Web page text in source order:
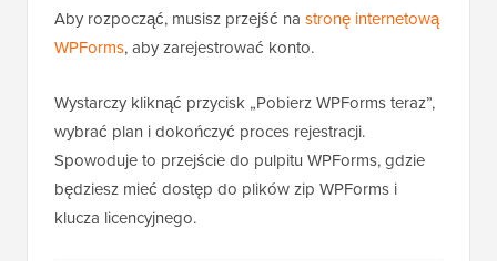
Aby rozpocząć, musisz przejść na stronę internetową
WPForms, aby zarejestrować konto.
Wystarczy kliknąć przycisk „Pobierz WPForms teraz”,
wybrać plan i dokończyć proces rejestracji.
Spowoduje to przejście do pulpitu WPForms, gdzie
będziesz mieć dostęp do plików zip WPForms i
klucza licencyjnego.